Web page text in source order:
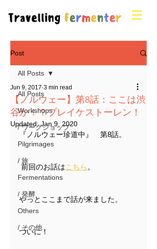
Post
All Posts
Workshops
/ ワークショップ
Pilgrimages
/ 旅
Fermentations
/ 発酵
Others
/ その他
All Posts
【ノルウェー】第8話：ここは渋
谷か！？プレイケストーレン！
Jun 9, 2017 3 min read
Updated:Jan 9, 2020
『ノルウェー珍道中』　第8話。
前回のお話はこちら 。
やっとここまで話が来ました。
ついに！